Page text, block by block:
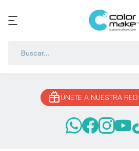
ÚNETE A NUESTRA